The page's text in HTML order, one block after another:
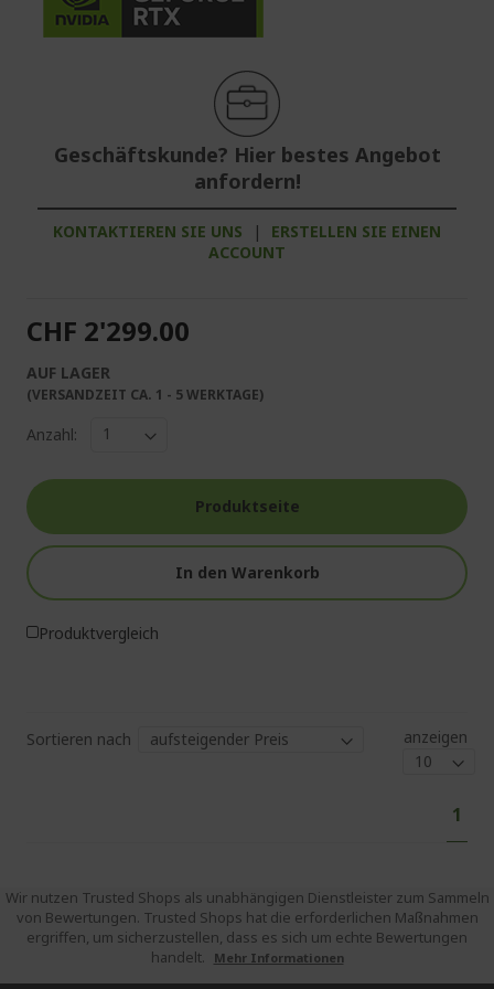
Geschäftskunde? Hier bestes Angebot
anfordern!
KONTAKTIEREN SIE UNS |
ERSTELLEN SIE EINEN
ACCOUNT
CHF 2'299.00
AUF LAGER
(VERSANDZEIT CA. 1 - 5 WERKTAGE)
Anzahl:
Produktseite
In den Warenkorb
Produktvergleich
Sortieren nach anzeigen
Sie
die
1
Wir nutzen Trusted Shops als unabhängigen Dienstleister zum Sammeln
von Bewertungen. Trusted Shops hat die erforderlichen Maßnahmen
ergriffen, um sicherzustellen, dass es sich um echte Bewertungen
handelt.
Mehr Informationen